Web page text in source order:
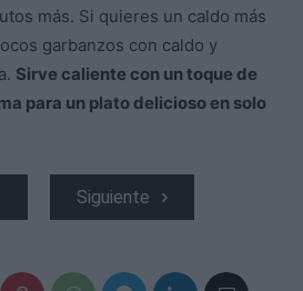
más. Si quieres un caldo más
garbanzos con caldo y
Sirve caliente con un toque de
para un plato delicioso en solo
Siguiente